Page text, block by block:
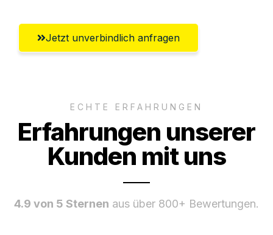
Jetzt unverbindlich anfragen
ECHTE ERFAHRUNGEN
Erfahrungen unserer
Kunden mit uns
4.9 von 5 Sternen aus über 800+ Bewertungen.